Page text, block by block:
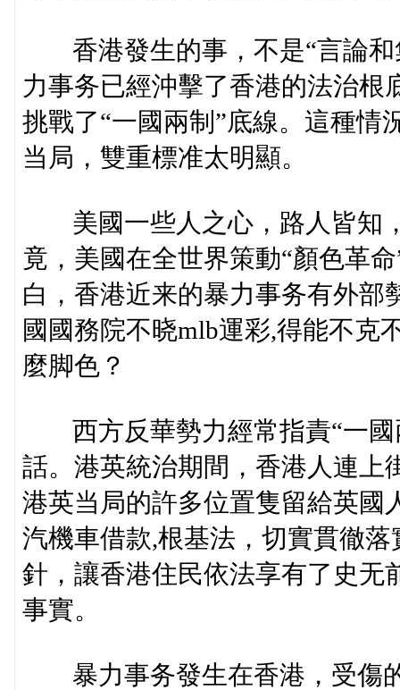
香港發生的事，不是“言論和
力事务已經沖擊了香港的法治根
挑戰了“一國兩制”底線。這種情
当局，雙重標准太明顯。
美國一些人之心，路人皆知
竟，美國在全世界策動“顏色革
白，香港近来的暴力事务有外部
國國務院不晓mlb運彩,得能不克
麼脚色？
西方反華勢力經常指責“一國
話。港英統治期間，香港人連上
港英当局的許多位置隻留給英國
汽機車借款,根基法，切實貫徹
針，讓香港住民依法享有了史无
事實。
暴力事务發生在香港，受傷